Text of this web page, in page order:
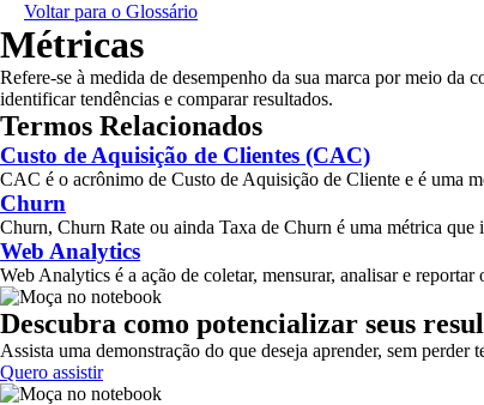
Voltar para o Glossário
Métricas
Refere-se à medida de desempenho da sua marca por meio da
identificar tendências e comparar resultados.
Termos Relacionados
Custo de Aquisição de Clientes (CAC)
CAC é o acrônimo de Custo de Aquisição de Cliente e é uma
Churn
Churn, Churn Rate ou ainda Taxa de Churn é uma métrica que
Web Analytics
Web Analytics é a ação de coletar, mensurar, analisar e reportar
Descubra como potencializar seus
Assista uma demonstração do que deseja aprender, sem perder
Quero assistir